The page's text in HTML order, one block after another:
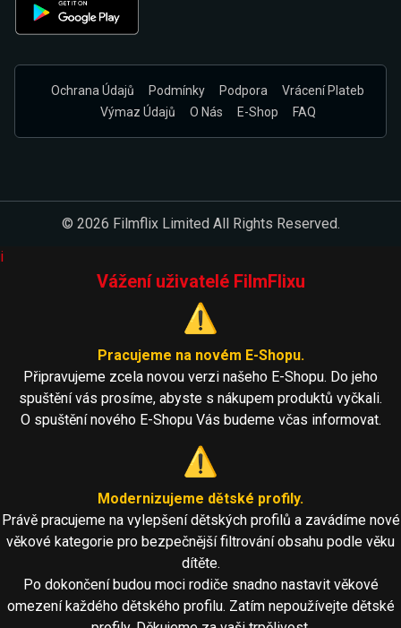
Ochrana Údajů Podmínky Podpora
Vrácení Plateb
Výmaz Údajů
O Nás E-Shop FAQ
© 2026 Filmflix Limited All Rights Reserved.
i
Vážení uživatelé FilmFlixu
⚠️
Pracujeme na novém E-Shopu.
Připravujeme zcela novou verzi našeho E-Shopu. Do jeho
spuštění vás prosíme, abyste s nákupem produktů vyčkali.
O spuštění nového E-Shopu Vás budeme včas informovat.
⚠️
Modernizujeme dětské profily.
Právě pracujeme na vylepšení dětských profilů a zavádíme nové
věkové kategorie pro bezpečnější filtrování obsahu podle věku
dítěte.
Po dokončení budou moci rodiče snadno nastavit věkové
omezení každého dětského profilu. Zatím nepoužívejte dětské